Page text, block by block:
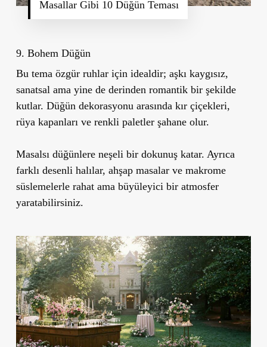
Masallar Gibi 10 Düğün Teması
9. Bohem Düğün
Bu tema özgür ruhlar için idealdir; aşkı kaygısız,
sanatsal ama yine de derinden romantik bir şekilde
kutlar. Düğün dekorasyonu arasında kır çiçekleri,
rüya kapanları ve renkli paletler şahane olur.
Masalsı düğünlere neşeli bir dokunuş katar. Ayrıca
farklı desenli halılar, ahşap masalar ve makrome
süslemelerle rahat ama büyüleyici bir atmosfer
yaratabilirsiniz.